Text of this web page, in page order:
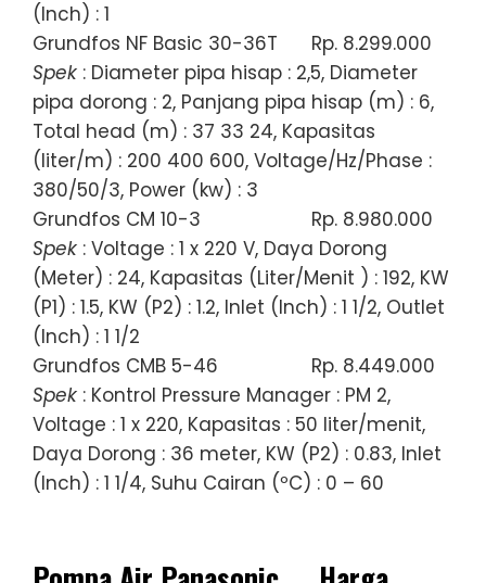
(Inch) : 1
Grundfos NF Basic 30-36T
Rp. 8.299.000
Spek : Diameter pipa hisap : 2,5, Diameter
pipa dorong : 2, Panjang pipa hisap (m) : 6,
Total head (m) : 37 33 24, Kapasitas
(liter/m) : 200 400 600, Voltage/Hz/Phase :
380/50/3, Power (kw) : 3
Grundfos CM 10-3
Rp. 8.980.000
Spek : Voltage : 1 x 220 V, Daya Dorong
(Meter) : 24, Kapasitas (Liter/Menit ) : 192, KW
(P1) : 1.5, KW (P2) : 1.2, Inlet (Inch) : 1 1/2, Outlet
(Inch) : 1 1/2
Grundfos CMB 5-46
Rp. 8.449.000
Spek : Kontrol Pressure Manager : PM 2,
Voltage : 1 x 220, Kapasitas : 50 liter/menit,
Daya Dorong : 36 meter, KW (P2) : 0.83, Inlet
(Inch) : 1 1/4, Suhu Cairan (ºC) : 0 – 60